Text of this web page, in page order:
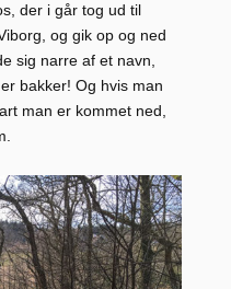
der i går tog ud til
og gik op og ned
sig narre af et navn,
bakker! Og hvis man
man er kommet ned,